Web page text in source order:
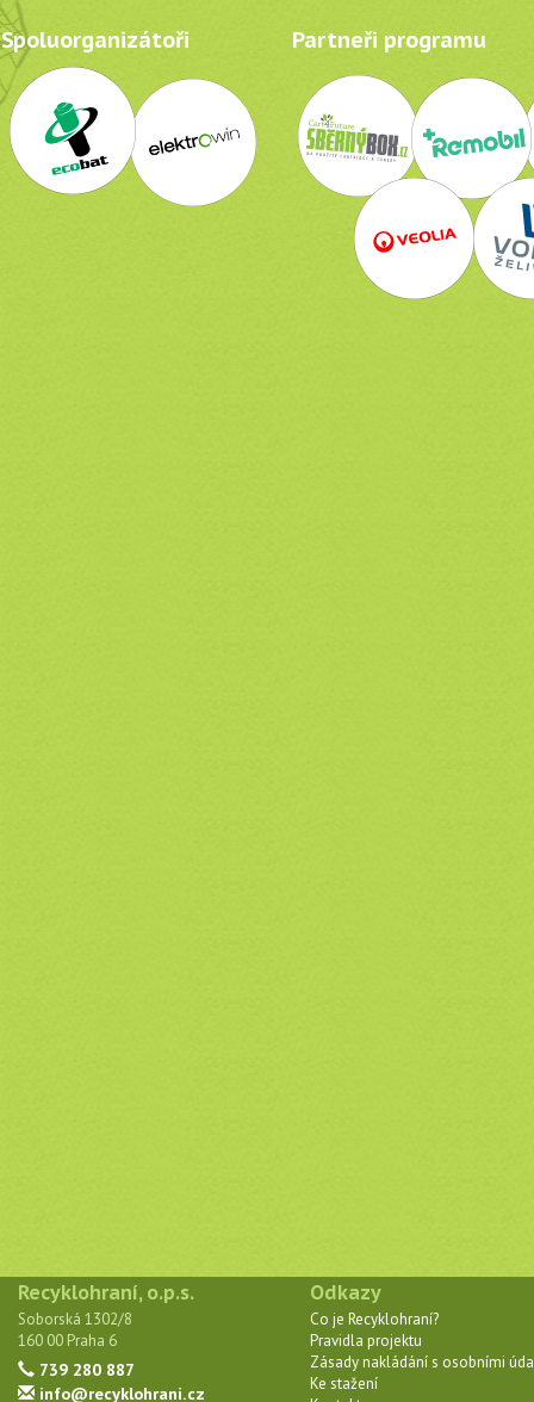
Spoluorganizátoři Partneři programu
Recyklohraní, o.p.s.
Soborská 1302/8
160 00 Praha 6
739 280 887
info@recyklohrani.cz
Odkazy
Co je Recyklohraní?
Pravidla projektu
Zásady nakládání s osobními
Ke stažení